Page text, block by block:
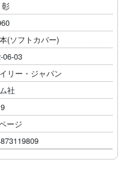
(ソフトカバー)
06-03
リー・ジャパン
社
ージ